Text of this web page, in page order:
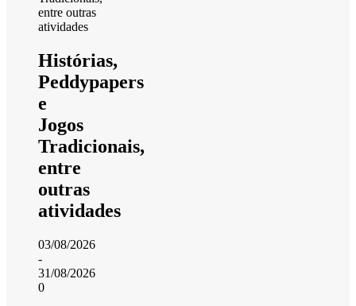
Histórias,
Peddypapers
e
Jogos
Tradicionais,
entre
outras
atividades
03/08/2026
-
31/08/2026
0